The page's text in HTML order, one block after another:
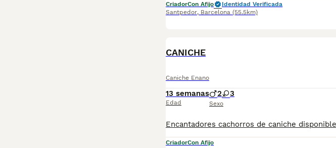
CriadorCon Afijo
Identidad Verificada
Santpedor, Barcelona (55.5km)
CANICHE
Caniche Enano
13 semanas
Edad
2 3
Sexo
CriadorCon Afijo